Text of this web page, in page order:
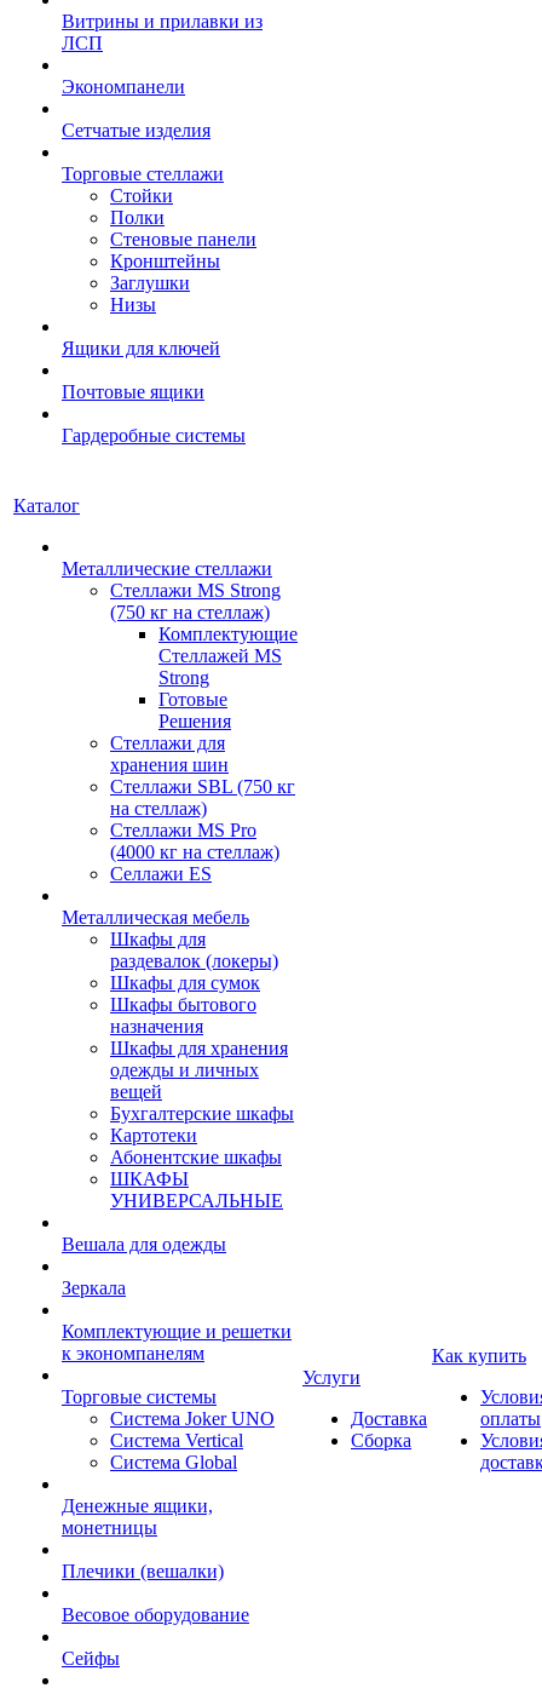
Витрины и прилавки из
ЛСП
Экономпанели
Сетчатые изделия
Торговые стеллажи
Стойки
Полки
Стеновые панели
Кронштейны
Заглушки
Низы
Ящики для ключей
Почтовые ящики
Гардеробные системы
Каталог
Металлические стеллажи
Стеллажи MS Strong
(750 кг на стеллаж)
Комплектующие
Стеллажей MS
Strong
Готовые
Решения
Стеллажи для
хранения шин
Стеллажи SBL (750 кг
на стеллаж)
Стеллажи MS Pro
(4000 кг на стеллаж)
Селлажи ES
Металлическая мебель
Шкафы для
раздевалок (локеры)
Шкафы для сумок
Шкафы бытового
назначения
Шкафы для хранения
одежды и личных
вещей
Бухгалтерские шкафы
Картотеки
Абонентские шкафы
ШКАФЫ
УНИВЕРСАЛЬНЫЕ
Вешала для одежды
Зеркала
Комплектующие и решетки
к экономпанелям
Торговые системы
Система Joker UNO
Система Vertical
Система Global
Денежные ящики,
монетницы
Плечики (вешалки)
Весовое оборудование
Сейфы
Услуги
Доставка
Сборка
Как купить
оплаты